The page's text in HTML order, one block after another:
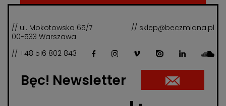
// ul. Mokotowska 65/7
00-533 Warszawa
// sklep@beczmiana.pl
// +48 516 802 843
Bęc! Newsletter